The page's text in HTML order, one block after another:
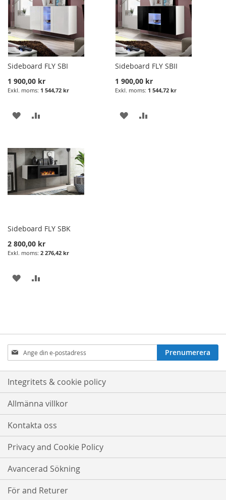
Sideboard FLY SBI
1 900,00 kr
1 544,72 kr
LÄGG
ÖNSKELISTA
JÄMFÖRELSE
Sideboard FLY SBII
1 900,00 kr
1 544,72 kr
LÄGG
Sideboard FLY SBK
2 800,00 kr
2 276,42 kr
LÄGG
Prenumerera
på
nyhetsbrev:
Prenumerera
Integritets & cookie policy
Allmänna villkor
Kontakta oss
Privacy and Cookie Policy
Avancerad Sökning
För and Returer